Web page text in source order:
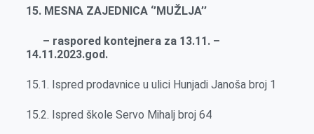
15. MESNA ZAJEDNICA ‘’MUŽLJA’’
– raspored kontejnera za 13.11. –
14.11.2023.god.
15.1. Ispred prodavnice u ulici Hunjadi Janoša broj 1
15.2. Ispred škole Servo Mihalj broj 64